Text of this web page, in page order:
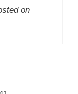
on